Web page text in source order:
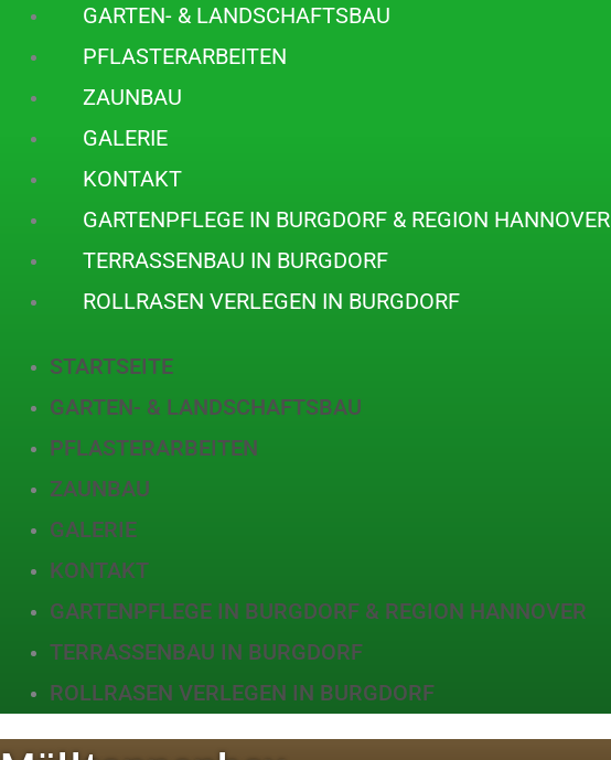
GARTEN- & LANDSCHAFTSBAU
PFLASTERARBEITEN
ZAUNBAU
GALERIE
KONTAKT
GARTENPFLEGE IN BURGDORF & REGION HANNOVER
TERRASSENBAU IN BURGDORF
ROLLRASEN VERLEGEN IN BURGDORF
STARTSEITE
GARTEN- & LANDSCHAFTSBAU
PFLASTERARBEITEN
ZAUNBAU
GALERIE
KONTAKT
GARTENPFLEGE IN BURGDORF & REGION HANNOVER
TERRASSENBAU IN BURGDORF
ROLLRASEN VERLEGEN IN BURGDORF